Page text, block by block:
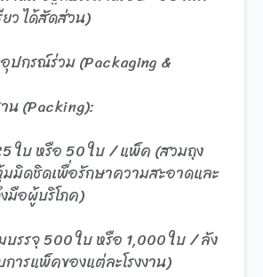
ว ได้สัดส่วน)
ปกรณ์ร่วม (Packaging &
น (Packing):
ใบ หรือ 50 ใบ / แพ็ค (สวมถุง
มิดชิดเพื่อรักษาความสะอาดและ
มือผู้บริโภค)
รรจุ 500 ใบ หรือ 1,000 ใบ / ลัง
ารแพ็คของแต่ละโรงงาน)